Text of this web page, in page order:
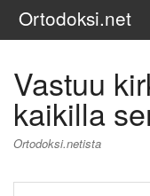
Ortodoksi.net
Vastuu
kaikilla
Ortodoksi.netista